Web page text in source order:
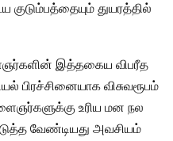
துயரத்தில்
இத்தகைய விபரீத
பிரச்சினையாக விசுவரூபம்
உரிய மன நல
வேண்டியது அவசியம்